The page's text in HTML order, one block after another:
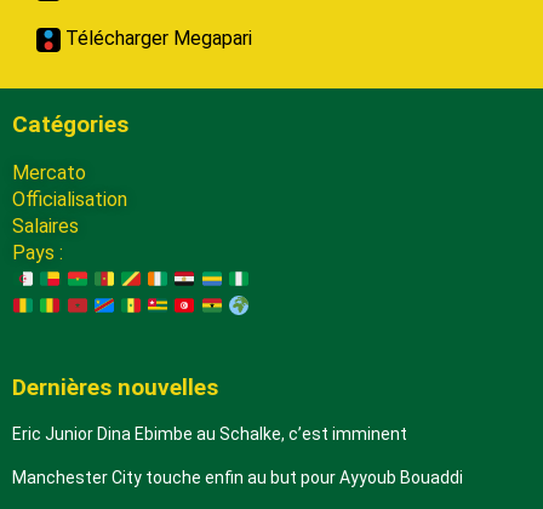
Télécharger Megapari
Catégories
Mercato
Officialisation
Salaires
Pays :
Dernières nouvelles
Eric Junior Dina Ebimbe au Schalke, c’est imminent
Manchester City touche enfin au but pour Ayyoub Bouaddi